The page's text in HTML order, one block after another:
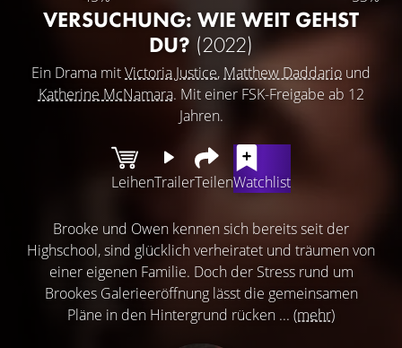
VERSUCHUNG: WIE WEIT GEHST
DU? (2022)
Ein Drama mitVictoria Justice, Matthew Daddario und
Katherine McNamara. Mit einer FSK-Freigabe ab 12
Jahren.
LeihenTrailerTeilenWatchlist
Brooke und Owen kennen sich bereits seit der
Highschool, sind glücklich verheiratet und träumen von
einer eigenen Familie. Doch der Stress rund um
Brookes Galerieeröffnung lässt die gemeinsamen
Pläne in den Hintergrund rücken ... (mehr)